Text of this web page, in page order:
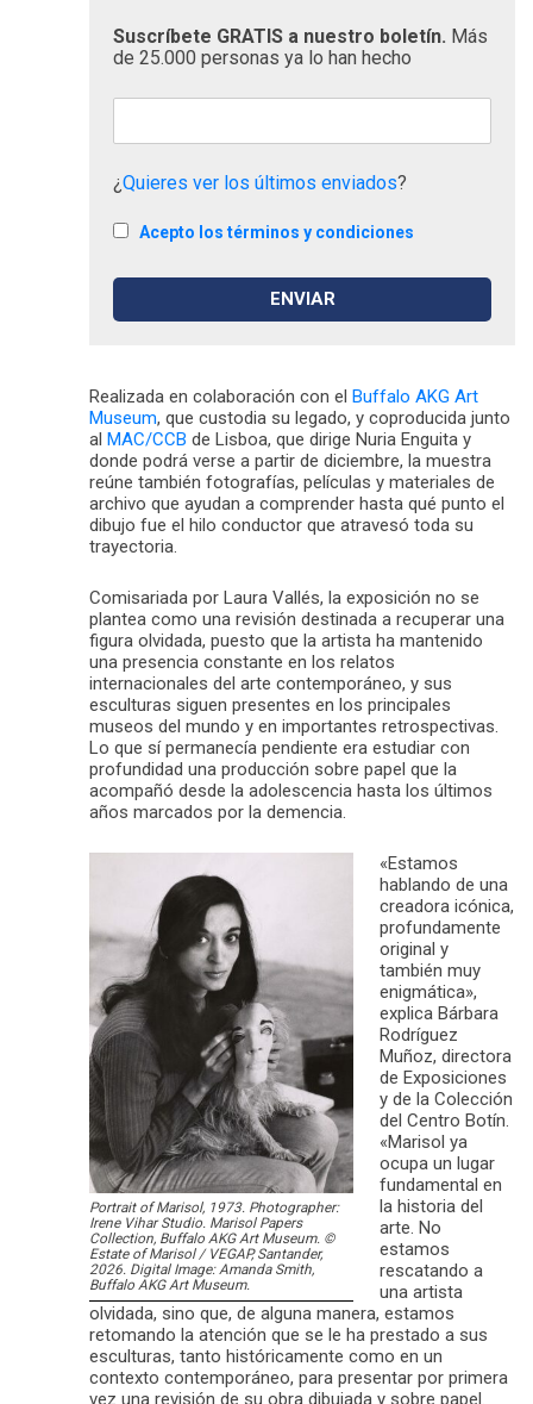
Suscríbete GRATIS a nuestro boletín. Más
de 25.000 personas ya lo han hecho
¿Quieres ver los últimos enviados?
Acepto los términos y condiciones
Realizada en colaboración con el Buffalo AKG Art
Museum, que custodia su legado, y coproducida junto
al MAC/CCB de Lisboa, que dirige Nuria Enguita y
donde podrá verse a partir de diciembre, la muestra
reúne también fotografías, películas y materiales de
archivo que ayudan a comprender hasta qué punto el
dibujo fue el hilo conductor que atravesó toda su
trayectoria.
Comisariada por Laura Vallés, la exposición no se
plantea como una revisión destinada a recuperar una
figura olvidada, puesto que la artista ha mantenido
una presencia constante en los relatos
internacionales del arte contemporáneo, y sus
esculturas siguen presentes en los principales
museos del mundo y en importantes retrospectivas.
Lo que sí permanecía pendiente era estudiar con
profundidad una producción sobre papel que la
acompañó desde la adolescencia hasta los últimos
años marcados por la demencia.
Portrait of Marisol, 1973. Photographer:
Irene Vihar Studio. Marisol Papers
Collection, Buffalo AKG Art Museum. ©
Estate of Marisol / VEGAP, Santander,
2026. Digital Image: Amanda Smith,
Buffalo AKG Art Museum.
«Estamos
hablando de una
creadora icónica,
profundamente
original y
también muy
enigmática»,
explica Bárbara
Rodríguez
Muñoz, directora
de Exposiciones
y de la Colección
del Centro Botín.
«Marisol ya
ocupa un lugar
fundamental en
la historia del
arte. No
estamos
rescatando a
una artista
olvidada, sino que, de alguna manera, estamos
retomando la atención que se le ha prestado a sus
esculturas, tanto históricamente como en un
contexto contemporáneo, para presentar por primera
vez una revisión de su obra dibujada y sobre papel.